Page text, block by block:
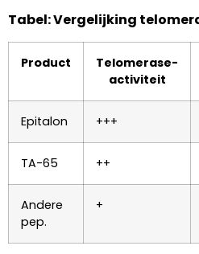
Tabel: Vergelijking
Product
Telomerase-
activiteit
Epitalon +++
TA-65 ++
Andere
pep.
+